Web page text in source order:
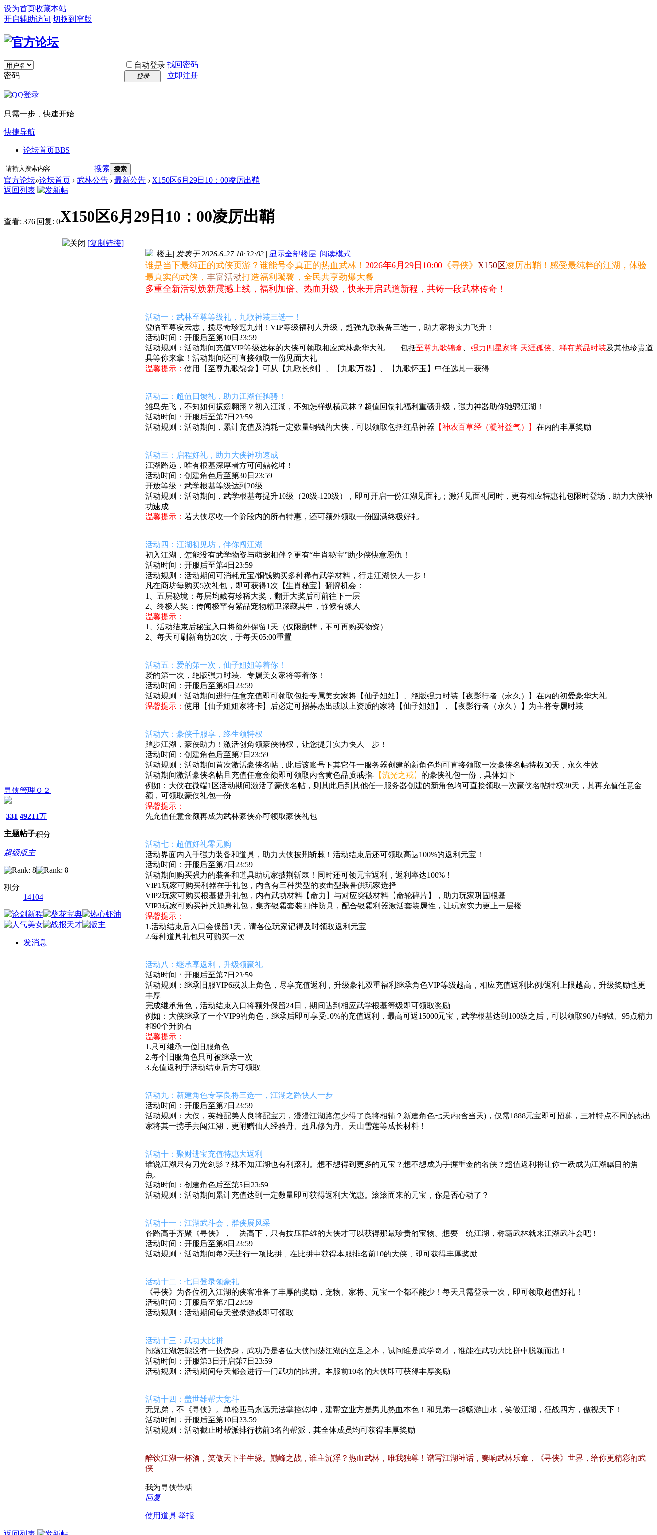
设为首页收藏本站
开启辅助访问 切换到窄版
自动登录 找回密码
密码
登录 立即注册
只需一步，快速开始
快捷导航
论坛首页BBS
搜索 搜索
官方论坛»论坛首页 › 武林公告 › 最新公告 › X150区6月29日10：00凌厉出鞘
返回列表
查看: 376|回复: 0X150区6月29日10：00凌厉出鞘
[复制链接]
寻侠管理０２
331
主题
4921
帖子
1万
积分
超级版主
积分
14104
发消息
楼主| 发表于 2026-6-27 10:32:03 | 显示全部楼层 |阅读模式
谁是当下最纯正的武侠页游？谁能号令真正的热血武林！ 2026年6月29日10:00 《寻侠》 X150区凌厉出鞘！感受最纯粹的江湖， 体验
最真实的武侠， 丰富活动打造福利饕餮，全民共享劲爆大餐
多重全新活动焕新震撼上线， 福利加倍、热血升级，快来开启武道新程，共铸一段武林传奇！
活动一：武林至尊等级礼，九歌神装三选一 ！
登临至尊凌云志，揽尽奇珍冠九州！VIP等级福利大升级，超强九歌装备三选一，助力家将实力飞升！
活动时间：开服后至第10日23:59
活动规则：活动期间充值VIP等级达标的大侠可领取相应武林豪华大礼——包括至尊九歌锦盒 强力四星家将-天涯孤侠 稀有紫品时装及其他珍贵道
具等你来拿！活动期间还可直接领取一份见面大礼
温馨提示： 使用【至尊九歌锦盒】可从 【九歌长剑】、【九歌万卷】、【九歌怀玉】中任选其一获得
活动二：超值回馈礼，助力江湖任驰骋！
雏鸟先飞，不知如何振翅翱翔？初入江湖，不知怎样纵横武林？超值回馈礼福利重磅升级，强力神器助你驰骋江湖！
活动时间：开服后至第7日23:59
活动规则：活动期间，累计充值及消耗一定数量铜钱的大侠，可以领取包括红品神器 【神农百草经（凝神益气）】 在内的丰厚奖励
活动三：启程好礼，助力大侠神功速成
江湖路远，唯有根基深厚者方可问鼎乾坤！
活动时间： 创建角色后至第30日23:59
开放等级：武学根基等级达到20级
活动规则：活动期间， 武学根基每提升10级（20级-120级），即可开启一份江湖见面礼； 激活见面礼同时，更有相应特惠礼包限时登场，助力大侠神
功速成
温馨提示： 若大侠尽收一个阶段内的所有特惠，还可额外领取一份圆满终极好礼
活动四：江湖初见坊，伴你闯江湖
初入江湖，怎能没有武学物资与萌宠相伴？更有“生肖秘宝”助少侠快意恩仇！
活动时间：开服后至第4日23:59
活动规则：活动期间可消耗元宝/铜钱购买多种稀有武学材料，行走江湖快人一步！
凡在商坊每购买5次礼包，即可获得1次【生肖秘宝】翻牌机会：
1、五层秘境：每层均藏有珍稀大奖，翻开大奖后可前往下一层
2、终极大奖：传闻极罕有紫品宠物精卫深藏其中，静候有缘人
温馨提示：
1、活动结束后秘宝入口将额外保留1天（仅限翻牌，不可再购买物资）
2、每天可刷新商坊20次，于每天05:00重置
活动五：爱的第一次， 仙子姐姐等着你！
爱的第一次，绝版强力时装、专属美女家将等着你！
活动时间：开服后至第8日23:59
活动规则：活动期间进行任意充值即可领取包括专属美女家将【仙子姐姐】、绝版强力时装【夜影行者（永久）】在内的初爱豪华大礼
温馨提示： 使用【仙子姐姐家将卡】后必定可招募杰出或以上资质的家将【仙子姐姐】，【夜影行者（永久）】为主将专属时装
活动六： 豪侠千服享，终生领特权
踏步江湖，豪侠助力！激活创角领豪侠特权，让您提升实力快人一步！
活动时间：创建角色后至第7日23:59
活动规则： 活动期间首次激活豪侠名帖，此后该账号下其它任一服务器创建的新角色均可直接领取一次豪侠名帖特权30天，永久生效
活动期间激活豪侠名帖且充值任意金额即可领取内含黄色品质戒指- 【流光之戒】 的豪侠礼包一份，具体如下
例如：大侠在微端1区活动期间激活了豪侠名帖，则其此后到其他任一服务器创建的新角色均可直接领取一次豪侠名帖特权30天，其再充值任意金
额，可领取豪侠礼包一份
温馨提示：
先充值任意金额再成为武林豪侠亦可领取豪侠礼包
活动七：超值好礼零元购
活动界面内入手强力装备和道具，助力大侠披荆斩棘！活动结束后还可领取高达100%的返利元宝！
活动时间：开服后至第7日23:59
活动期间购买强力的装备和道具助玩家披荆斩棘！同时还可领元宝返利，返利率达100%！
VIP1玩家可购买利器在手礼包，内含有三种类型的攻击型装备供玩家选择
VIP2玩家可购买根基提升礼包，内有武功材料【命力】与对应突破材料【命轮碎片】，助力玩家巩固根基
VIP3玩家可购买神兵加身礼包，集齐银霜套装四件防具，配合银霜利器激活套装属性，让玩家实力更上一层楼
温馨提示：
1.活动结束后入口会保留1天，请各位玩家记得及时领取返利元宝
2.每种道具礼包只可购买一次
活动八：继承享返利，升级领豪礼
活动时间：开服后至第7日23:59
活动规则：继承旧服VIP6或以上角色，尽享充值返利，升级豪礼双重福利继承角色VIP等级越高，相应充值返利比例/返利上限越高，升级奖励也更
丰厚
完成继承角色，活动结束入口将额外保留24日，期间达到相应武学根基等级即可领取奖励
例如： 大侠继承了一个VIP9的角色，继承后即可享受10%的充值返利，最高可返15000元宝，武学根基达到100级之后，可以领取90万铜钱、95点精力
和90个升阶石
温馨提示：
1.只可继承一位旧服角色
2.每个旧服角色只可被继承一次
3.充值返利于活动结束后方可领取
活动九：新建角色专享良将三选一，江湖之路快人一步
活动时间：开服后至第7日23:59
活动规则：大侠，英雄配美人良将配宝刀，漫漫江湖路怎少得了良将相辅？新建角色七天内(含当天)，仅需1888元宝即可招募，三种特点不同的杰出
家将其一携手共闯江湖，更附赠仙人经验丹、超凡修为丹、天山雪莲等成长材料！
活动十：聚财进宝充值特惠大返利
谁说江湖只有刀光剑影？殊不知江湖也有利滚利。想不想得到更多的元宝？想不想成为手握重金的名侠？超值返利将让你一跃成为江湖瞩目的焦
点。
活动时间：创建角色后至第5日23:59
活动规则：活动期间累计充值达到一定数量即可获得返利大优惠。滚滚而来的元宝，你是否心动了？
活动十一：江湖武斗会，群侠展风采
各路高手齐聚 《寻侠》
，一决高下，只有技压群雄的大侠才可以获得那最珍贵的宝物。想要一统江湖，称霸武林就来江湖武斗会吧！
活动时间：开服后至第8日23:59
活动规则：活动期间每2天进行一项比拼，在比拼中获得本服排名前10的大侠，即可获得丰厚奖励
活动十二：七日登录领豪礼
《寻侠》 为各位初入江湖的侠客准备了丰厚的奖励，宠物、家将、元宝一个都不能少！每天只需登录一次，即可领取超值好礼！
活动时间：开服后至第7日23:59
活动规则：活动期间每天登录游戏即可领取
活动十三：武功大比拼
闯荡江湖怎能没有一技傍身，武功乃是各位大侠闯荡江湖的立足之本，试问谁是武学奇才，谁能在武功大比拼中脱颖而出！
活动时间：开服第3日开启第7日23:59
活动规则：活动期间每天都会进行一门武功的比拼。本服前10名的大侠即可获得丰厚奖励
活动十四：盖世雄帮大竞斗
无兄弟，不《寻侠》。单枪匹马永远无法掌控乾坤，建帮立业方是男儿热血本色！和兄弟一起畅游山水，笑傲江湖，征战四方，傲视天下！
活动时间：开服后至第10日23:59
活动规则：活动截止时帮派排行榜前3名的帮派，其全体成员均可获得丰厚奖励
醉饮江湖一杯酒，笑傲天下半生缘。巅峰之战，谁主沉浮？热血武林，唯我独尊！谱写江湖神话，奏响武林乐章，《寻侠》世界，给你更精彩的武
侠
我为寻侠带糖
回复
使用道具 举报